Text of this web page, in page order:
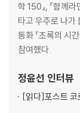
챗GPT가 가짜 뉴
챗GPT가 차별과
인공 지능이 내 정
인공 지능이 더 똑
4장 챗GPT와 행복
인공 지능은 내가
학 150』, 『함께
타고 우주로 나가
동화 『초록의 시
참여했다.
정윤선 인터뷰
[읽다]포스트 코